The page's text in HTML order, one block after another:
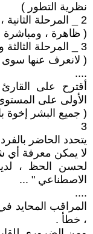
نظرية التطور )
2 _ المرحلة الثانية ، بين الولادة والموت .
( ظاهرة ، ومباشرة
3 _ المرحلة الثالثة والأخيرة ، بعد الموت .
( لانعرف عنها سوى
....
أقترح على
الأولى على
( جميع البشر
3
يتحدد الحاضر
لا يمكن معرفة أي
لحسن الحظ ،
الاصطناعي " ...
....
المراقب المحايد
، خطأ .